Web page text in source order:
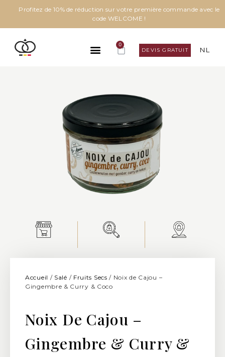
Profitez de 10% de réduction sur votre première commande avec le
code WELCOME !
0
DEVIS GRATUIT NL
Accueil / Salé / Fruits Secs / Noix de Cajou –
Gingembre & Curry & Coco
Noix De Cajou –
Gingembre & Curry &